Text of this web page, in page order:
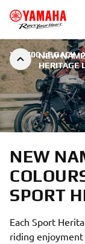
NEW
HERITAGE
XSR700 LEGACY |
NEW
SPORT
Each Sport
riding